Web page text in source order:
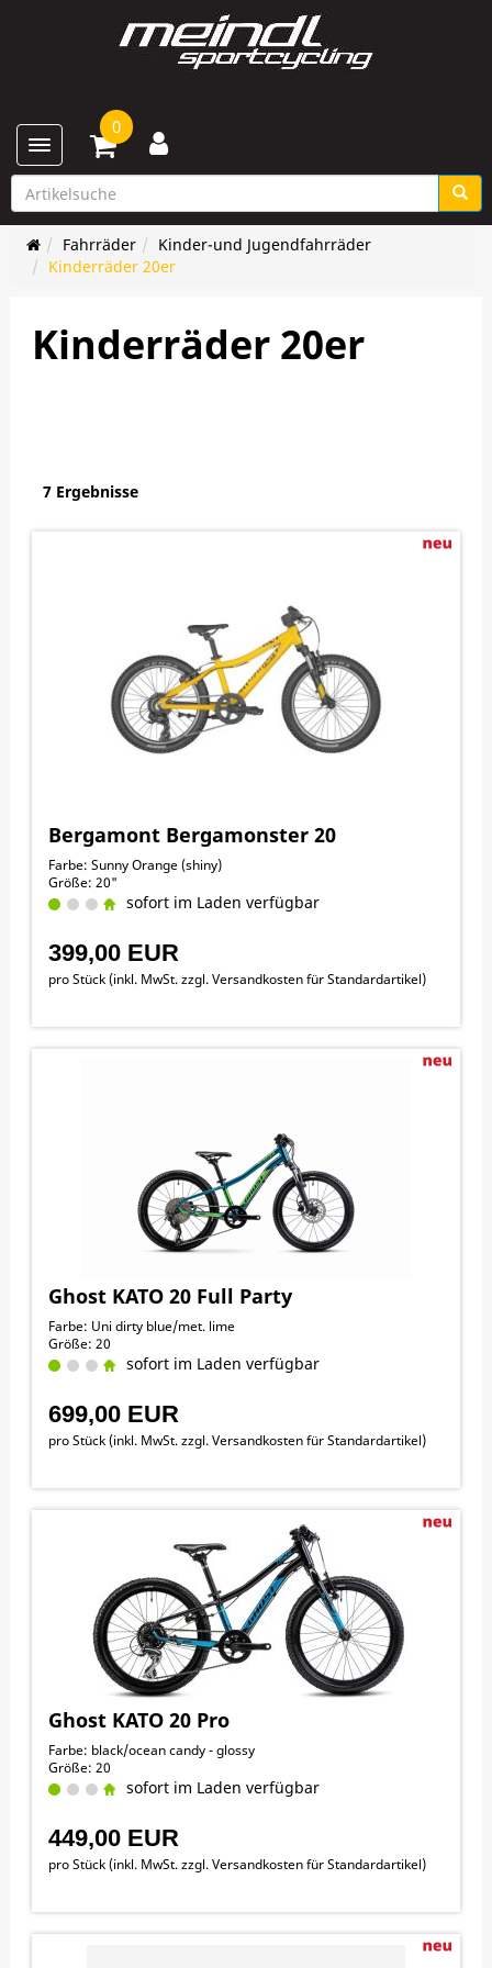
Toggle navigation
0
Fahrräder
Kinder-und Jugendfahrräder
Kinderräder 20er
Kinderräder 20er
7 Ergebnisse
Bergamont Bergamonster 20
Farbe: Sunny Orange (shiny)
Größe: 20"
sofort im Laden verfügbar
399,00 EUR
pro Stück (inkl. MwSt. zzgl.Versandkosten für Standardartikel)
Ghost KATO 20 Full Party
Farbe: Uni dirty blue/met. lime
Größe: 20
sofort im Laden verfügbar
699,00 EUR
pro Stück (inkl. MwSt. zzgl.Versandkosten für Standardartikel)
Ghost KATO 20 Pro
Farbe: black/ocean candy - glossy
Größe: 20
sofort im Laden verfügbar
449,00 EUR
pro Stück (inkl. MwSt. zzgl.Versandkosten für Standardartikel)